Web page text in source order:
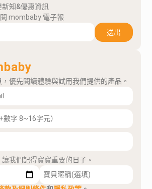
知&優惠資訊
mombaby 電子報
送出
優先閱讀體驗與試用我們提供的產品。
我們記得寶寶重要的日子。